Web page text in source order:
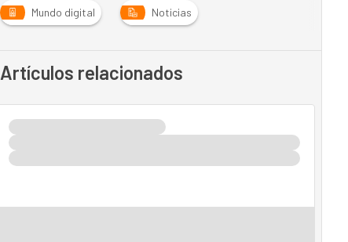
Mundo digital Noticias
Artículos relacionados